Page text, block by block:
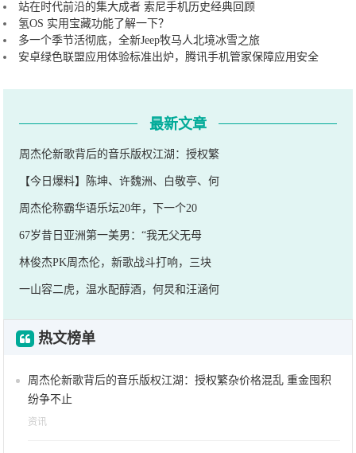
站在时代前沿的集大成者 索尼手机历史经典回顾
氢OS 实用宝藏功能了解一下？
多一个季节活彻底，全新Jeep牧马人北境冰雪之旅
安卓绿色联盟应用体验标准出炉，腾讯手机管家保障应用安全
最新文章
周杰伦新歌背后的音乐版权江湖：授权繁
【今日爆料】陈坤、许魏洲、白敬亭、何
周杰伦称霸华语乐坛20年，下一个20
67岁昔日亚洲第一美男：“我无父无母
林俊杰PK周杰伦，新歌战斗打响，三块
一山容二虎，温水配醇酒，何炅和汪涵何
热文榜单
周杰伦新歌背后的音乐版权江湖：授权繁杂价格混乱 重金囤积
纷争不止
资讯